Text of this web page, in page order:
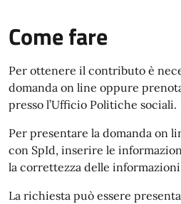
Come fare
Per ottenere il contributo è
domanda on line oppure
presso l’Ufficio Politiche sociali.
Per presentare la domanda on
con SpId, inserire le
la correttezza delle
La richiesta può essere